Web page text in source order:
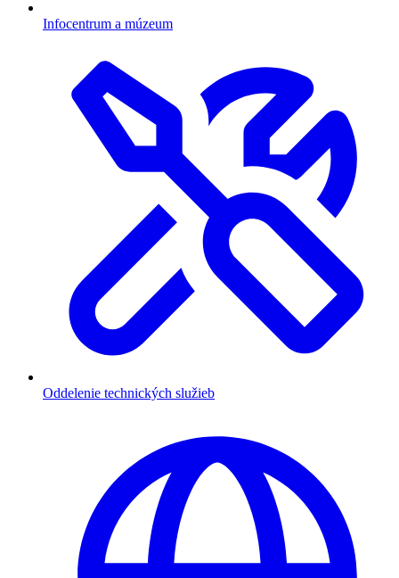
Infocentrum a múzeum
Oddelenie technických služieb